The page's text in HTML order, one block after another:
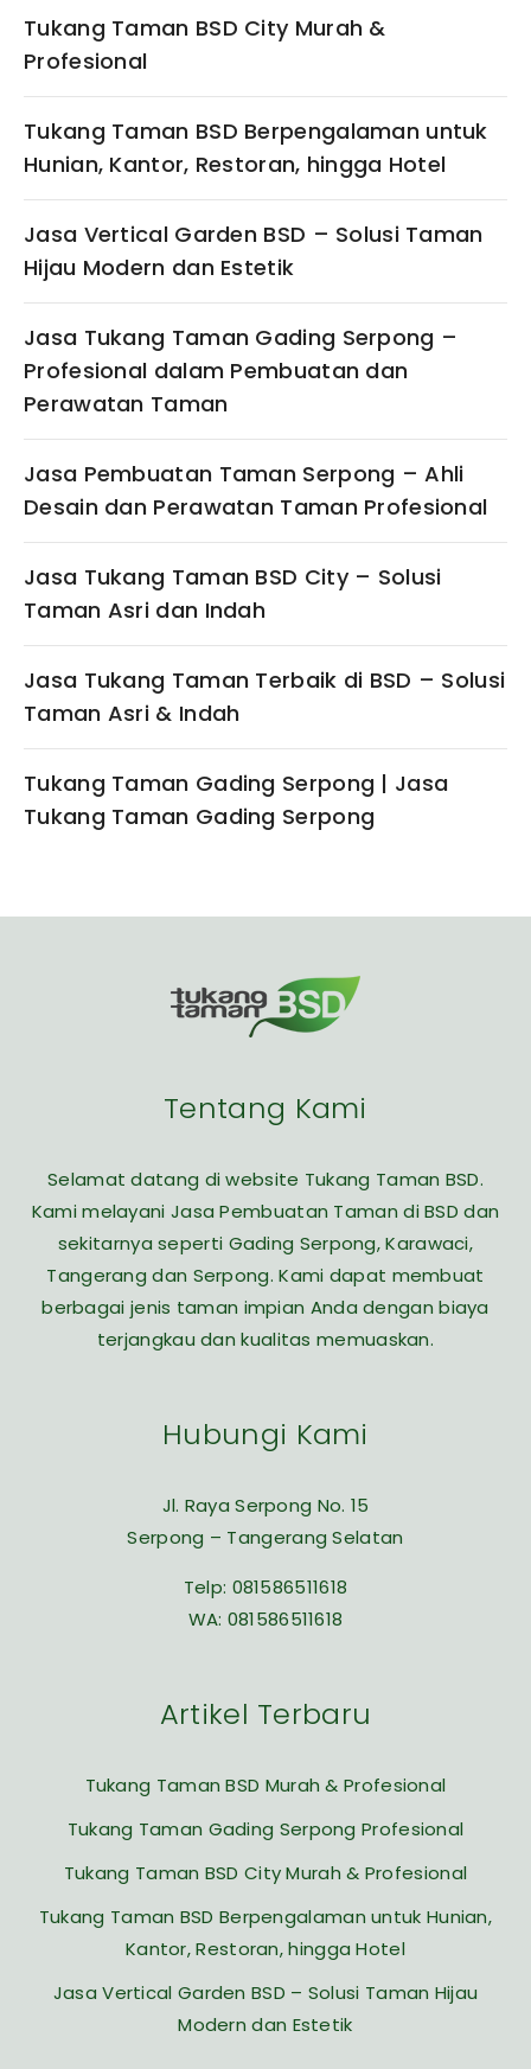
Tukang Taman BSD City Murah &
Profesional
Tukang Taman BSD Berpengalaman untuk
Hunian, Kantor, Restoran, hingga Hotel
Jasa Vertical Garden BSD – Solusi Taman
Hijau Modern dan Estetik
Jasa Tukang Taman Gading Serpong –
Profesional dalam Pembuatan dan
Perawatan Taman
Jasa Pembuatan Taman Serpong – Ahli
Desain dan Perawatan Taman Profesional
Jasa Tukang Taman BSD City – Solusi
Taman Asri dan Indah
Jasa Tukang Taman Terbaik di BSD – Solusi
Taman Asri & Indah
Tukang Taman Gading Serpong | Jasa
Tukang Taman Gading Serpong
Tentang Kami
Selamat datang di website Tukang Taman BSD.
Kami melayani Jasa Pembuatan Taman di BSD dan
sekitarnya seperti Gading Serpong, Karawaci,
Tangerang dan Serpong. Kami dapat membuat
berbagai jenis taman impian Anda dengan biaya
terjangkau dan kualitas memuaskan.
Hubungi Kami
Jl. Raya Serpong No. 15
Serpong – Tangerang Selatan
Telp: 081586511618
WA: 081586511618
Artikel Terbaru
Tukang Taman BSD Murah & Profesional
Tukang Taman Gading Serpong Profesional
Tukang Taman BSD City Murah & Profesional
Tukang Taman BSD Berpengalaman untuk Hunian,
Kantor, Restoran, hingga Hotel
Jasa Vertical Garden BSD – Solusi Taman Hijau
Modern dan Estetik